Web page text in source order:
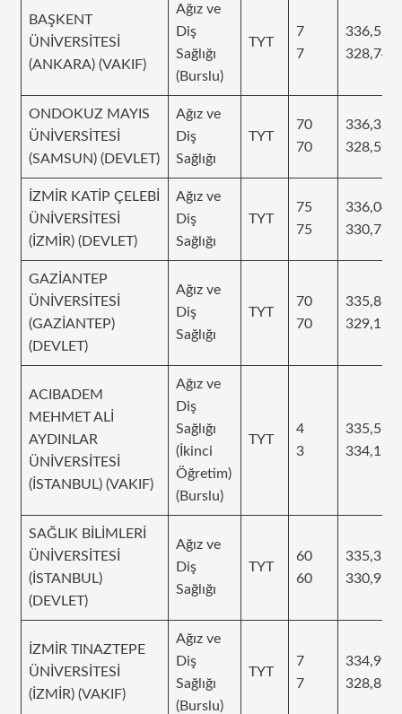
BAŞKENT
ÜNİVERSİTESİ
(ANKARA) (VAKIF)
Ağız ve
Diş
Sağlığı
(Burslu)
TYT
7
7
336,551
328,748
ONDOKUZ MAYIS
ÜNİVERSİTESİ
(SAMSUN) (DEVLET)
Ağız ve
Diş
Sağlığı
TYT
70
70
336,32
328,591
İZMİR KATİP ÇELEBİ
ÜNİVERSİTESİ
(İZMİR) (DEVLET)
Ağız ve
Diş
Sağlığı
TYT
75
75
336,045
330,78
GAZİANTEP
ÜNİVERSİTESİ
(GAZİANTEP)
(DEVLET)
Ağız ve
Diş
Sağlığı
TYT
70
70
335,861
329,168
ACIBADEM
MEHMET ALİ
AYDINLAR
ÜNİVERSİTESİ
(İSTANBUL) (VAKIF)
Ağız ve
Diş
Sağlığı
(İkinci
Öğretim)
(Burslu)
TYT
4
3
335,59
334,13
SAĞLIK BİLİMLERİ
ÜNİVERSİTESİ
(İSTANBUL)
(DEVLET)
Ağız ve
Diş
Sağlığı
TYT
60
60
335,379
330,933
İZMİR TINAZTEPE
ÜNİVERSİTESİ
(İZMİR) (VAKIF)
Ağız ve
Diş
Sağlığı
(Burslu)
TYT
7
7
334,992
328,859